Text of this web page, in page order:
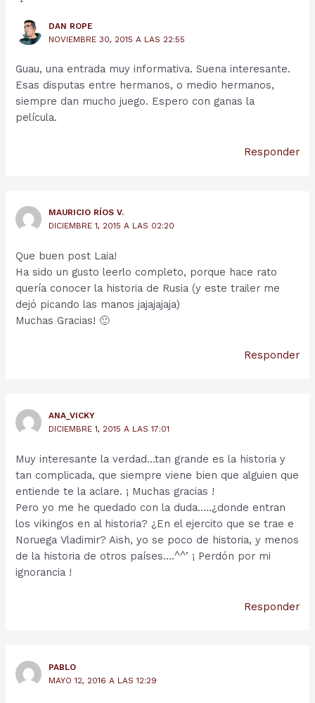
DAN ROPE
NOVIEMBRE 30, 2015 A LAS 22:55
Guau, una entrada muy informativa. Suena interesante.
Esas disputas entre hermanos, o medio hermanos,
siempre dan mucho juego. Espero con ganas la
película.
Responder
MAURICIO RÍOS V.
DICIEMBRE 1, 2015 A LAS 02:20
Que buen post Laia!
Ha sido un gusto leerlo completo, porque hace rato
quería conocer la historia de Rusia (y este trailer me
dejó picando las manos jajajajaja)
Muchas Gracias! 🙂
Responder
ANA_VICKY
DICIEMBRE 1, 2015 A LAS 17:01
Muy interesante la verdad…tan grande es la historia y
tan complicada, que siempre viene bien que alguien que
entiende te la aclare. ¡ Muchas gracias !
Pero yo me he quedado con la duda…..¿donde entran
los vikingos en al historia? ¿En el ejercito que se trae e
Noruega Vladimir? Aish, yo se poco de historia, y menos
de la historia de otros países….^^’ ¡ Perdón por mi
ignorancia !
Responder
PABLO
MAYO 12, 2016 A LAS 12:29